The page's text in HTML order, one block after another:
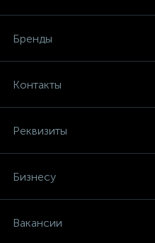
Бренды
Контакты
Реквизиты
Бизнесу
Вакансии